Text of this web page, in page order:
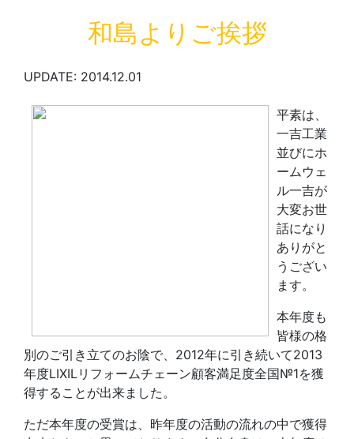
和島よりご挨拶
UPDATE: 2014.12.01
平素は、
一吉工業
並びにホ
ームウェ
ル一吉が
大変お世
話になり
ありがと
うござい
ます。
本年度も
皆様の格
別のご引き立てのお陰で、2012年に引き続いて2013
年度LIXILリフォームチェーン顧客満足度全国№1を獲
得することが出来ました。
ただ本年度の受賞は、昨年度の活動の流れの中で獲得